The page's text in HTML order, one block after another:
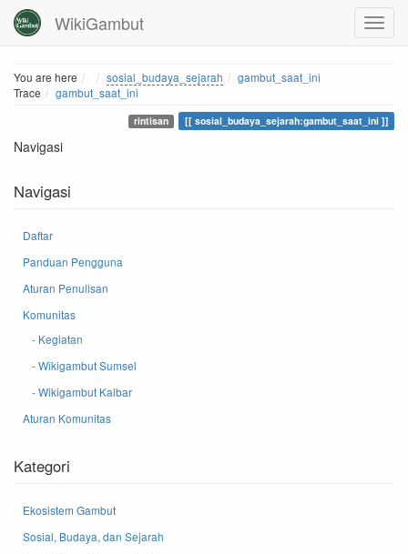
WikiGambut
You are here Home
sosial_budaya_sejarah
gambut_saat_ini
Trace
gambut_saat_ini
rintisan sosial_budaya_sejarah:gambut_saat_ini
Navigasi
Navigasi
Daftar
Panduan Pengguna
Aturan Penulisan
Komunitas
- Kegiatan
- Wikigambut Sumsel
- Wikigambut Kalbar
Aturan Komunitas
Kategori
Ekosistem Gambut
Sosial, Budaya, dan Sejarah